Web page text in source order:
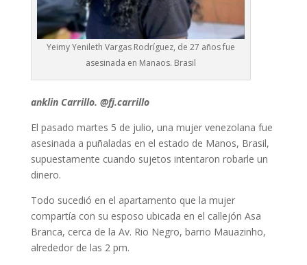
Yeimy Yenileth Vargas Rodríguez, de 27 años fue
asesinada en Manaos. Brasil
anklin Carrillo. @fj.carrillo
El pasado martes 5 de julio, una mujer venezolana fue
asesinada a puñaladas en el estado de Manos, Brasil,
supuestamente cuando sujetos intentaron robarle un
dinero.
Todo sucedió en el apartamento que la mujer
compartía con su esposo ubicada en el callejón Asa
Branca, cerca de la Av. Rio Negro, barrio Mauazinho,
alrededor de las 2 pm.